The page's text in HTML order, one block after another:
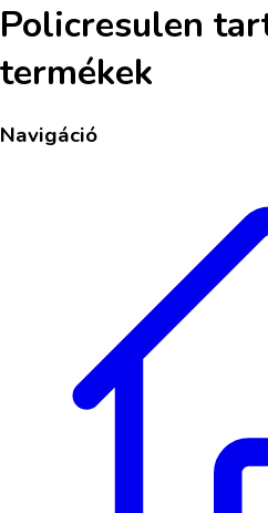
Policresulen
termékek
Navigáció